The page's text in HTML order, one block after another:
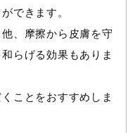
できます。
、摩擦から皮膚を守
らげる効果もありま
ことをおすすめしま